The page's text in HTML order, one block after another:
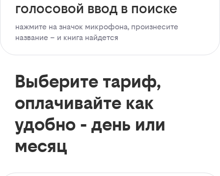
голосовой ввод в поиске
нажмите на значок микрофона, произнесите
название – и книга найдется
Выберите тариф,
оплачивайте как
удобно - день или
месяц